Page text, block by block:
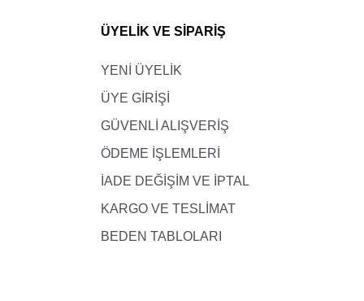
ÜYELİK VE SİPARİŞ
YENİ ÜYELİK
ÜYE GİRİŞİ
GÜVENLİ ALIŞVERİŞ
ÖDEME İŞLEMLERİ
İADE DEĞİŞİM VE İPTAL
KARGO VE TESLİMAT
BEDEN TABLOLARI